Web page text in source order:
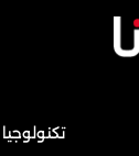
تكنولوجيا